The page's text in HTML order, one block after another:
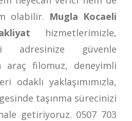
olabilir. Mugla Kocaeli
hizmetlerimizle,
adresinize güvenle
araç filomuz, deneyimli
odaklı yaklaşımımızla,
taşınma sürecinizi
getiriyoruz. 0507 703